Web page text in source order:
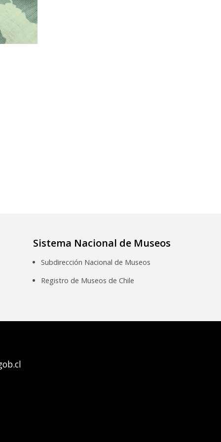
Sistema Nacional de Museos
Subdirección Nacional de Museos
Registro de Museos de Chile